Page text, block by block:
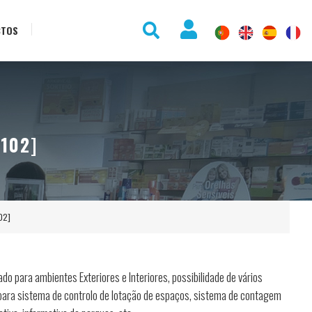
para ambientes Exteriores e Interiores, possibilidade de vários
sistema de controlo de lotação de espaços, sistema de contagem